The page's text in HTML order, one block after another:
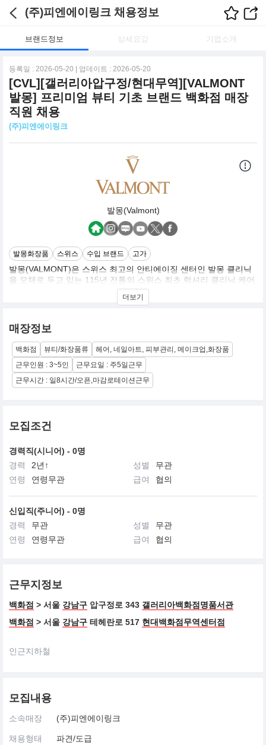
(주)피엔에이링크 채용정보
브랜드정보 상세요강 기업소개
등록일 : 2026-05-20 | 업데이트 : 2026-05-20
[CVL][갤러리아압구정/현대무역][VALMONT
발몽] 프리미엄 뷰티 기초 브랜드 백화점 매장
직원 채용
(주)피엔에이링크
발몽(Valmont)
발몽화장품 스위스 수입 브랜드 고가
발몽(VALMONT)은 스위스 최고의 안티에이징 센터인 발몽 클리닉
을 모체로 두고 있는 115년 전통의 스위스 최초 럭셔리 클리닉 케어
발몽은 30년이 넘도록 끊임없이 인간의 안티에이징에 도움을 주고
몽은 스위스의 풍부한 천연 자원과 셀룰라코스메틱의 최신 기술로
즉각적이고 지속적인 안티에이징 제품들을 개발하고 있습니다. 발
몽 그룹의 최고 전문가들은 인간의 아름다움을 극대화하기 위한 특
별한 제품 개발에 힘쓰고 있습니다.
더보기
매장정보
백화점 뷰티/화장품류
헤어, 네일아트, 피부관리, 메이크업,화장품
근무인원 : 3~5인
근무요일 : 주5일근무
근무시간 : 일8시간/오픈,마감로테이션근무
모집조건
경력직(시니어) - 0명
경력
2년↑ 성별
무관
연령
연령무관 급여 협의
신입직(주니어) - 0명
경력
무관 성별
무관
연령
연령무관 급여 협의
근무지정보
백화점 > 서울 강남구 압구정로 343 갤러리아백화점명품서관
백화점 > 서울 강남구 테헤란로 517 현대백화점무역센터점
인근지하철
모집내용
소속매장 (주)피엔에이링크
채용형태 파견/도급